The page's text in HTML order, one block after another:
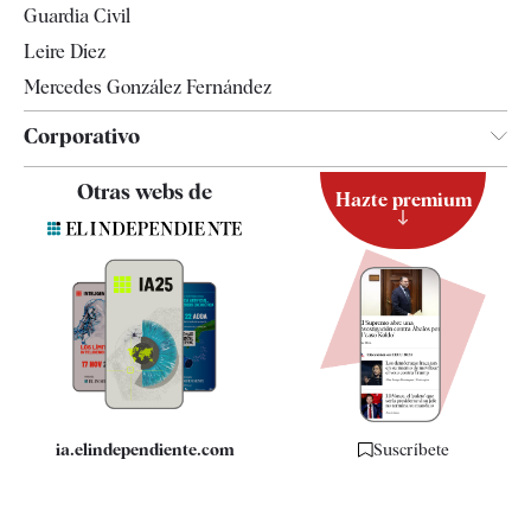
Guardia Civil
Leire Díez
Mercedes González Fernández
Corporativo
Contacto
Quiénes somos
Especificaciones
Otras webs de
ia.elindependiente.com
Hazte premium
Suscríbete